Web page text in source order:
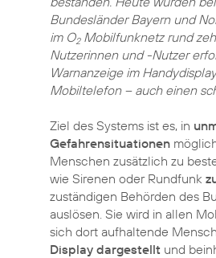
Bundesländer Bayern und
im O2Mobilfunknetz rund
Nutzerinnen und -Nutzer
Warnanzeige im
Mobiltelefon – auch einen
Ziel des Systems ist es, in
Gefahrensituationen
Menschen zusätzlich zu
wie Sirenen oder Rundfunk
zuständigen Behörden des
auslösen. Sie wird in allen
sich dort aufhaltende
Display dargestellt und